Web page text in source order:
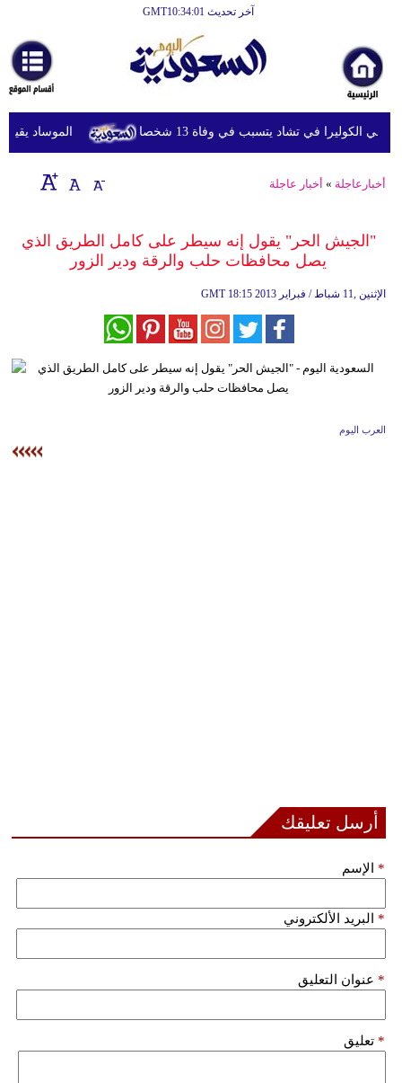
آخر تحديث GMT10:34:01
أخبارعاجلة
رياضة
ثقافة
إقتصاد
وموسيقى
ديكور
فيديو
الموساد يقيل الكوليرا في تشاد يتسبب في وفاة 13 شخصا
أخبارعاجلة » أخبار عاجلة
"الجيش الحر" يقول إنه سيطر على كامل الطريق الذي
يصل محافظات حلب والرقة ودير الزور
GMT 18:15 2013 الإثنين ,11 شباط / فبراير
العرب اليوم
أرسل تعليقك
الإسم *
البريد الألكتروني *
عنوان التعليق *
تعليق *